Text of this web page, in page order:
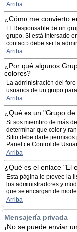
Arriba
¿Cómo me convierto
El Responsable de un
grupo. Si está intersado
contacto debe ser la
Arriba
¿Por qué algunos
colores?
La administración del
usuarios de un grupo
Arriba
¿Qué es un "Grupo
Si sos miembro de más
determinar que color y
Sitio debe darte permisos
Panel de Control de
Arriba
¿Qué es el enlace "El
Esta página le provee la
los administradores y
que se encargan de
Arriba
Mensajería privada
¡No se puede enviar